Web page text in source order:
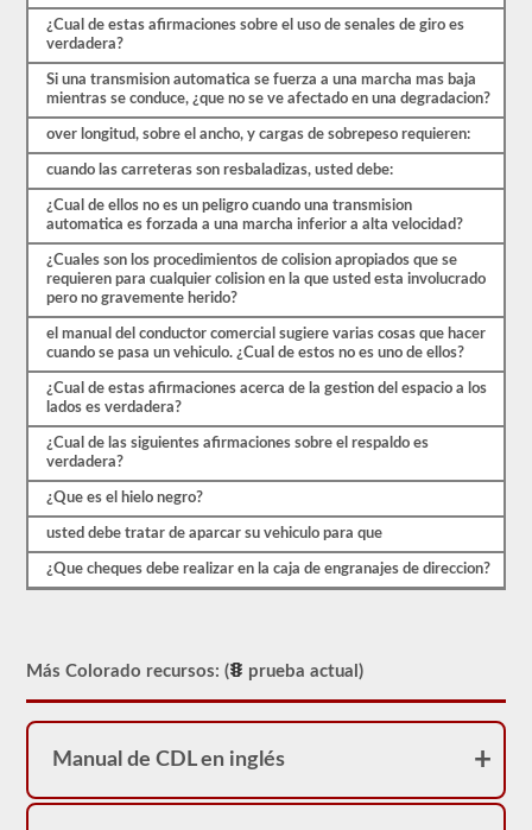
realizar
todas
pruebas
tener
un
buen
conocimiento
material
antes
salir
para
tomar
el
examen
real.
¿Cual de estas afirmaciones sobre el uso de senales de giro es
verdadera?
Si una transmision automatica se fuerza a una marcha mas baja
mientras se conduce, ¿que no se ve afectado en una degradacion?
over longitud, sobre el ancho, y cargas de sobrepeso requieren:
cuando las carreteras son resbaladizas, usted debe:
¿Cual de ellos no es un peligro cuando una transmision
automatica es forzada a una marcha inferior a alta velocidad?
¿Cuales son los procedimientos de colision apropiados que se
requieren para cualquier colision en la que usted esta involucrado
pero no gravemente herido?
el manual del conductor comercial sugiere varias cosas que hacer
cuando se pasa un vehiculo. ¿Cual de estos no es uno de ellos?
¿Cual de estas afirmaciones acerca de la gestion del espacio a los
lados es verdadera?
¿Cual de las siguientes afirmaciones sobre el respaldo es
verdadera?
¿Que es el hielo negro?
usted debe tratar de aparcar su vehiculo para que
¿Que cheques debe realizar en la caja de engranajes de direccion?
Más Colorado recursos: ( prueba actual)
Manual de CDL en inglés